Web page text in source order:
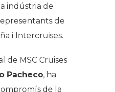
indústria de
de
i Intercruises.
de MSC Cruises
Pacheco, ha
de la